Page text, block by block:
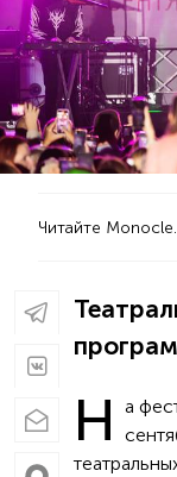
Читайте
Н
а